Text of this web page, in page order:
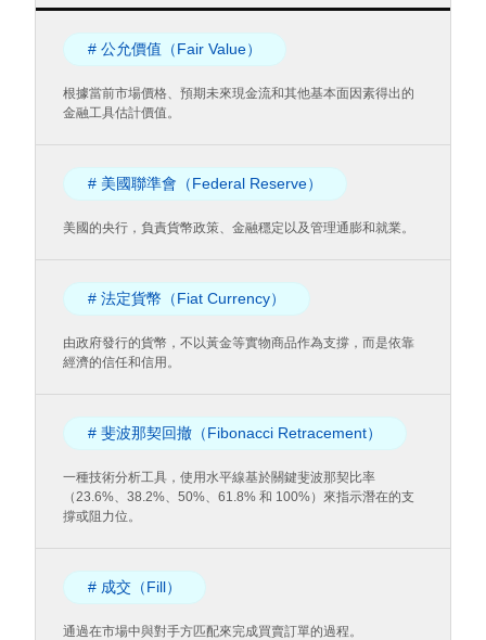
# 公允價值（Fair Value）
根據當前市場價格、預期未來現金流和其他基本面因素得出的
金融工具估計價值。
# 美國聯準會（Federal Reserve）
美國的央行，負責貨幣政策、金融穩定以及管理通膨和就業。
# 法定貨幣（Fiat Currency）
由政府發行的貨幣，不以黃金等實物商品作為支撐，而是依靠
經濟的信任和信用。
# 斐波那契回撤（Fibonacci Retracement）
一種技術分析工具，使用水平線基於關鍵斐波那契比率
（23.6%、38.2%、50%、61.8% 和 100%）來指示潛在的支
撐或阻力位。
# 成交（Fill）
通過在市場中與對手方匹配來完成買賣訂單的過程。